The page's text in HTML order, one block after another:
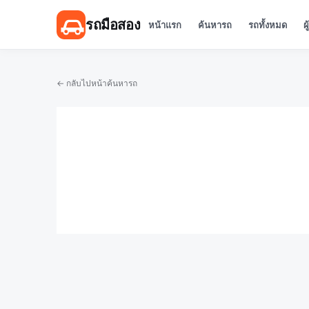
รถมือสอง หน้าแรก ค้นหารถ รถทั้งหมด
← กลับไปหน้าค้นหารถ